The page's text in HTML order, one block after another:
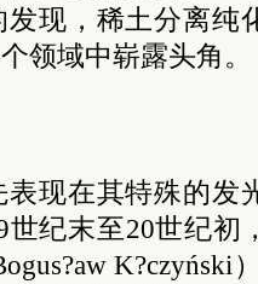
发现，稀土分离纯
领域中崭露头角。
现在其特殊的发
纪末至20世纪初
K?czyński